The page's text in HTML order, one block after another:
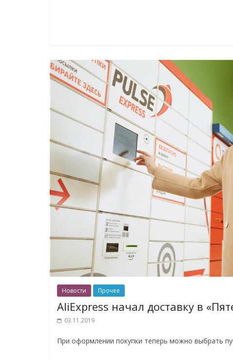
Новости Прочее
AliExpress начал доставку в
03.11.2019
При оформлении покупки теперь можно выбрать